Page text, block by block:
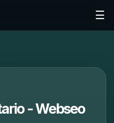
☰
- Webseo